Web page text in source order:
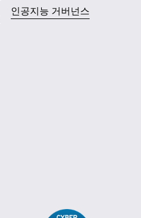
인공지능 거버넌스